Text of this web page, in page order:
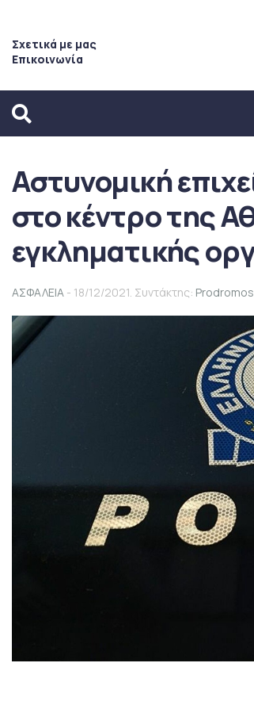
Σχετικά με μας
Επικοινωνία
Αστυνομική
στο κέντρο της
εγκληματικής
ΑΣΦΑΛΕΙΑ - 18/12/2021. Συντάκτης: